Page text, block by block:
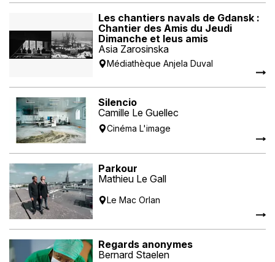
Les chantiers navals de Gdansk :
Chantier des Amis du Jeudi
Dimanche et leus amis
Asia Zarosinska
Médiathèque Anjela Duval
Silencio
Camille Le Guellec
Cinéma L'image
Parkour
Mathieu Le Gall
Le Mac Orlan
Regards anonymes
Bernard Staelen